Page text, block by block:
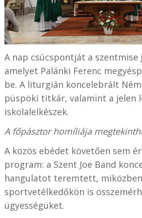
A nap csúcspontját a
amelyet Palánki Ferenc
be. A liturgián koncelebrált
püspöki titkár, valamint a jelen
iskolalelkészek.
A főpásztor homíliája
A közös ebédet követően sem
program: a Szent Joe Band
hangulatot teremtett,
sportvetélkedőkön is
ügyességüket.